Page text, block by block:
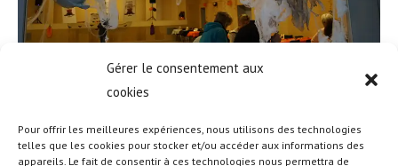
Gérer le consentement aux
cookies
Pour offrir les meilleures expériences, nous utilisons des technologies
telles que les cookies pour stocker et/ou accéder aux informations des
appareils. Le fait de consentir à ces technologies nous permettra de